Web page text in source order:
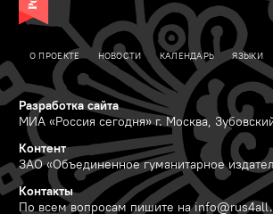
О ПРОЕКТЕ НОВОСТИ КАЛЕНДАРЬ ЯЗЫКИ
Разработка сайта
МИА «Россия сегодня» г. Москва,
Контент
ЗАО «Объединенное гуманитарное
Контакты
По всем вопросам пишите на